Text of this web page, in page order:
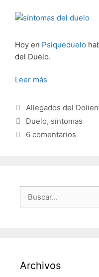
Hoy en Psiqueduelo
del Duelo.
Leer más
Categorías
Allegados del
Etiquetas
Duelo, síntomas
6 comentarios
Archivos